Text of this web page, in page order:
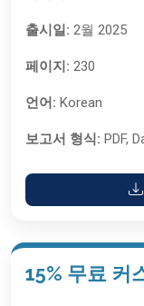
출시일: 2월 2025
페이지: 230
언어: Korean
보고서 형식: PDF,
15% 무료 커